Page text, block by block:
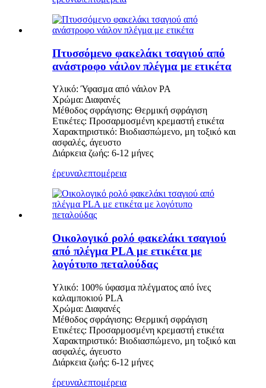
Πτυσσόμενο φακελάκι τσαγιού από
ανάστροφο νάιλον πλέγμα με ετικέτα
Υλικό: Ύφασμα από νάιλον PA
Χρώμα: Διαφανές
Μέθοδος σφράγισης: Θερμική σφράγιση
Ετικέτες: Προσαρμοσμένη κρεμαστή ετικέτα
Χαρακτηριστικό: Βιοδιασπώμενο, μη τοξικό και
ασφαλές, άγευστο
Διάρκεια ζωής: 6-12 μήνες
έρευναλεπτομέρεια
Οικολογικό ρολό φακελάκι τσαγιού
από πλέγμα PLA με ετικέτα με
λογότυπο πεταλούδας
Υλικό: 100% ύφασμα πλέγματος από ίνες
καλαμποκιού PLA
Χρώμα: Διαφανές
Μέθοδος σφράγισης: Θερμική σφράγιση
Ετικέτες: Προσαρμοσμένη κρεμαστή ετικέτα
Χαρακτηριστικό: Βιοδιασπώμενο, μη τοξικό και
ασφαλές, άγευστο
Διάρκεια ζωής: 6-12 μήνες
έρευναλεπτομέρεια